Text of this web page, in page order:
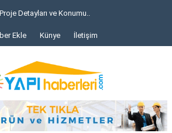
Detayları ve Konumu..
Ekle Künye İletişim